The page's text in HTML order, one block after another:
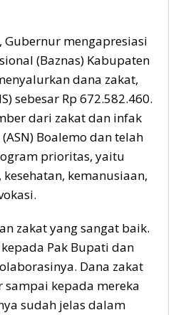
Gubernur mengapresiasi
(Baznas) Kabupaten
dana zakat,
sebesar Rp 672.582.460.
dari zakat dan infak
Boalemo dan telah
prioritas, yaitu
kemanusiaan,
zakat yang sangat baik.
Pak Bupati dan
Dana zakat
kepada mereka
sudah jelas dalam